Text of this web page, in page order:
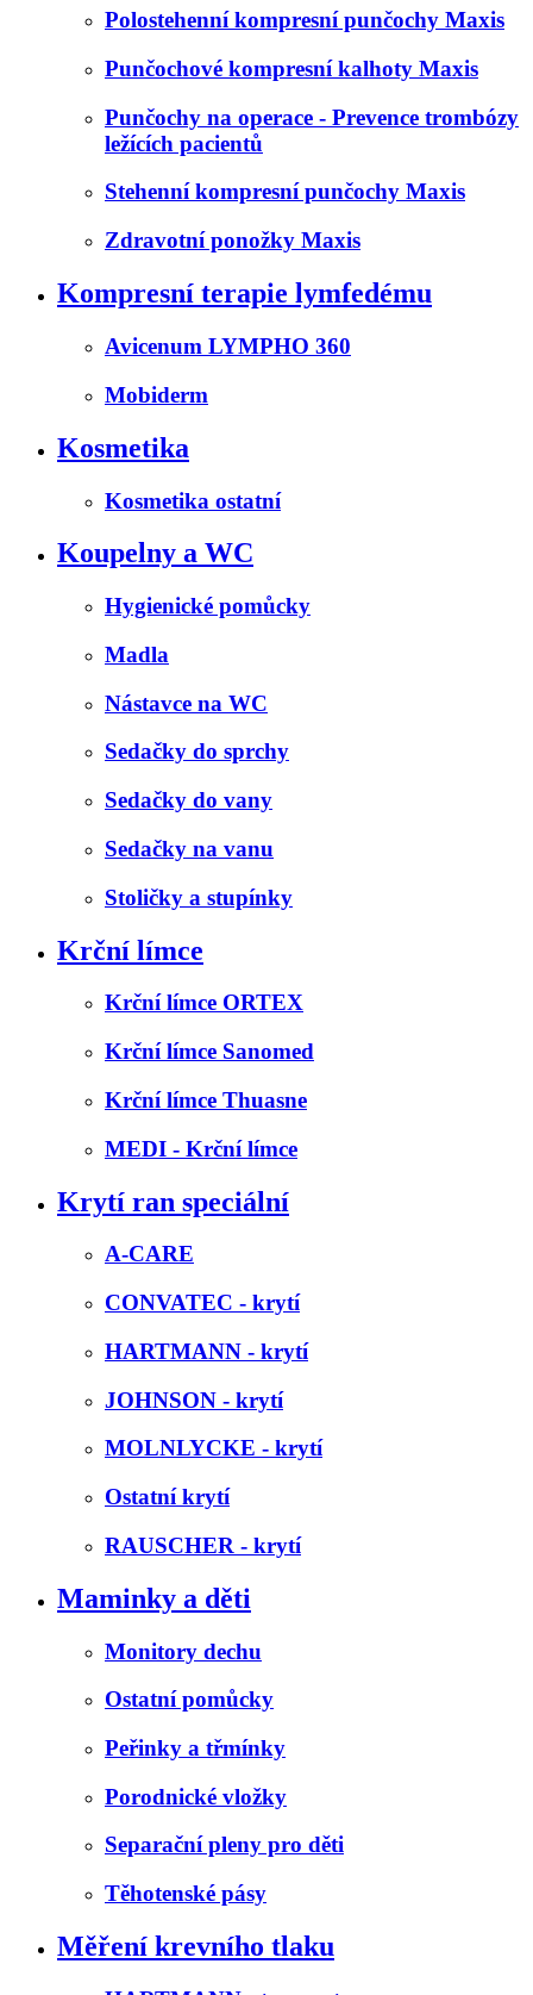
Polostehenní kompresní punčochy Maxis
Punčochové kompresní kalhoty Maxis
Punčochy na operace - Prevence trombózy
ležících pacientů
Stehenní kompresní punčochy Maxis
Zdravotní ponožky Maxis
Kompresní terapie lymfedému
Avicenum LYMPHO 360
Mobiderm
Kosmetika
Kosmetika ostatní
Koupelny a WC
Hygienické pomůcky
Madla
Nástavce na WC
Sedačky do sprchy
Sedačky do vany
Sedačky na vanu
Stoličky a stupínky
Krční límce
Krční límce ORTEX
Krční límce Sanomed
Krční límce Thuasne
MEDI - Krční límce
Krytí ran speciální
A-CARE
CONVATEC - krytí
HARTMANN - krytí
JOHNSON - krytí
MOLNLYCKE - krytí
Ostatní krytí
RAUSCHER - krytí
Maminky a děti
Monitory dechu
Ostatní pomůcky
Peřinky a třmínky
Porodnické vložky
Separační pleny pro děti
Těhotenské pásy
Měření krevního tlaku